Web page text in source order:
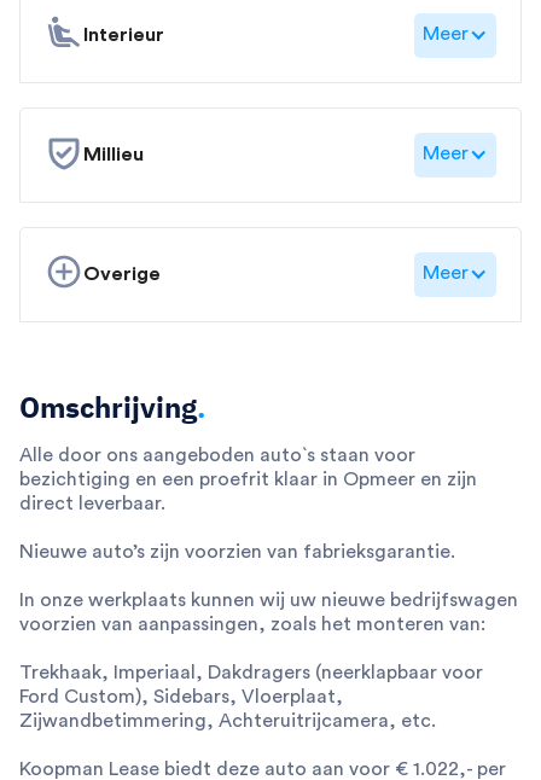
Interieur Meer
Millieu Meer
Overige Meer
Omschrijving.
Alle door ons aangeboden auto`s staan voor
bezichtiging en een proefrit klaar in Opmeer en zijn
direct leverbaar.
Nieuwe auto’s zijn voorzien van fabrieksgarantie.
In onze werkplaats kunnen wij uw nieuwe bedrijfswagen
voorzien van aanpassingen, zoals het monteren van:
Trekhaak, Imperiaal, Dakdragers (neerklapbaar voor
Ford Custom), Sidebars, Vloerplaat,
Zijwandbetimmering, Achteruitrijcamera, etc.
Koopman Lease biedt deze auto aan voor € 1.022,- per